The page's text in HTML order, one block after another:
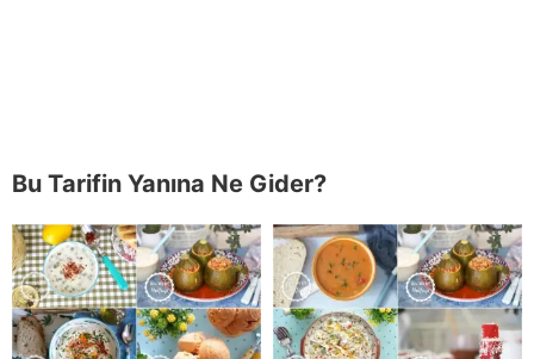
Bu Tarifin Yanına Ne Gider?